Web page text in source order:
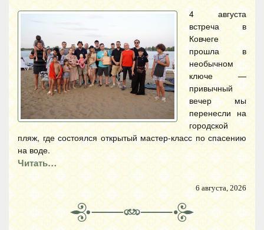
4 августа
встреча в
Ковчеге
прошла в
необычном
ключе —
привычный
вечер мы
перенесли на
городской
пляж, где состоялся открытый мастер-класс по спасению
на воде.
Читать…
6 августа, 2026